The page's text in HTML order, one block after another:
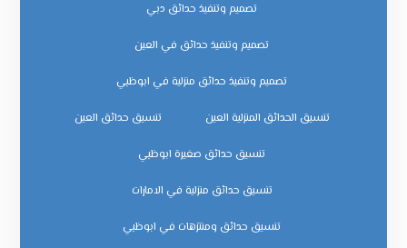
تصميم وتنفيذ حدائق دبي
تصميم وتنفيذ حدائق في العين
تصميم وتنفيذ حدائق منزلية في ابوظبي
تنسيق الحدائق المنزلية العين تنسيق حدائق العين
تنسيق حدائق صغيرة ابوظبي
تنسيق حدائق منزلية في الامارات
تنسيق حدائق ومنتزهات في ابوظبي